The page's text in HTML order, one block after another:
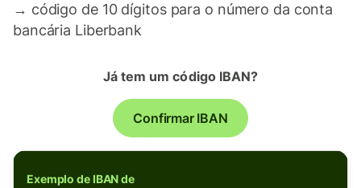
→ código de 10 dígitos para o número da conta
bancária Liberbank
Já tem um código IBAN?
Confirmar IBAN
Exemplo de IBAN de